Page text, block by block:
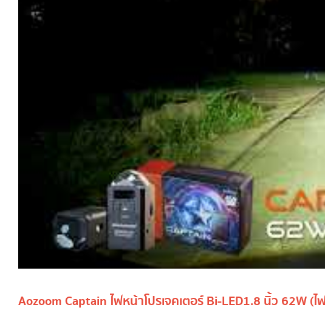
Aozoom Captain ไฟหน้าโปรเจคเตอร์ Bi-LED 1.8 นิ้ว 62W